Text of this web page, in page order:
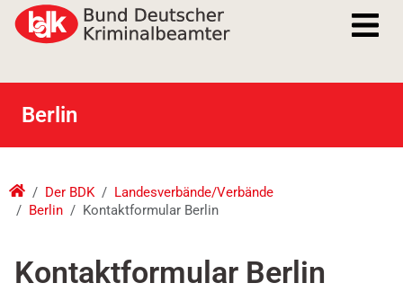
Berlin
Der BDK
Landesverbände/Verbände
Berlin
Kontaktformular Berlin
Kontaktformular Berlin